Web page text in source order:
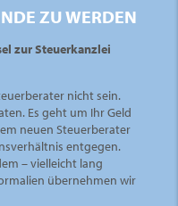
ZU WERDEN
zur Steuerkanzlei
nicht sein.
Es geht um Ihr Geld
neuen Steuerberater
entgegen.
– vielleicht lang
übernehmen wir